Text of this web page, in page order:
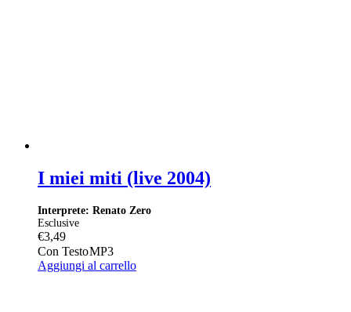
I miei miti (live 2004)
Interprete: Renato Zero
Esclusive
€3,49
Con TestoMP3
Aggiungi al carrello